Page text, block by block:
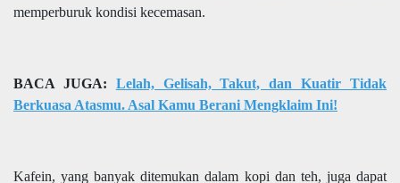
memperburuk kondisi kecemasan.
BACA JUGA: Lelah, Gelisah, Takut, dan Kuatir Tidak
Berkuasa Atasmu. Asal Kamu Berani Mengklaim Ini!
Kafein, yang banyak ditemukan dalam kopi dan teh, juga dapat